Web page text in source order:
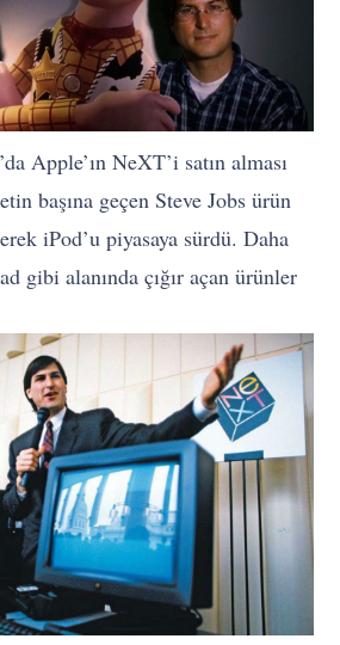
Apple’ın NeXT’i satın alması
başına geçen Steve Jobs ürün
iPod’u piyasaya sürdü. Daha
gibi alanında çığır açan ürünler